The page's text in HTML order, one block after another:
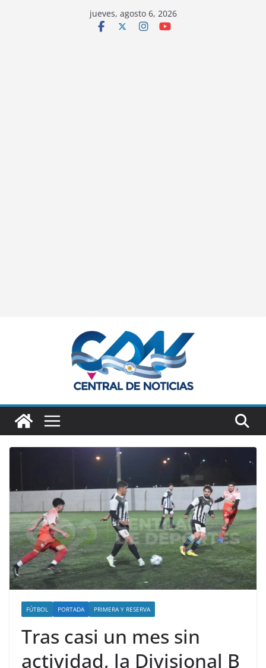
jueves, agosto 6, 2026
FÚTBOL PORTADA PRIMERA Y RESERVA
Tras casi un mes sin
actividad, la Divisional B